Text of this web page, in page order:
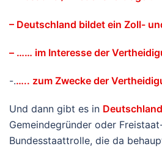
– Deutschland bildet ein Zoll-
– …… im Interesse der
-.….. zum Zwecke der
Und dann gibt es in Deutschland
Gemeindegründer oder
Bundesstaattrolle, die da